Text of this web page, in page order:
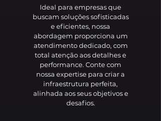
Ideal para empresas que
buscam soluções sofisticadas
e eficientes, nossa
abordagem proporciona um
atendimento dedicado, com
total atenção aos detalhes e
performance. Conte com
nossa expertise para criar a
infraestrutura perfeita,
alinhada aos seus objetivos e
desafios.